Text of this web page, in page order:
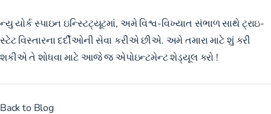
ન્યુ યોર્ક સ્પાઇન ઇન્સ્ટિટ્યૂટમાં, અમે વિશ્વ-વિખ્યાત સંભાળ સાથે ટ્રાઇ-
સ્ટેટ વિસ્તારના દર્દીઓની સેવા કરીએ છીએ. અમે તમારા માટે શું કરી
શકીએ તે શોધવા માટેઆજે જ એપોઇન્ટમેન્ટ શેડ્યૂલ કરો !
Back to Blog